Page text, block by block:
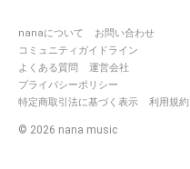
nanaについて
お問い合わせ
コミュニティガイドライン
よくある質問
運営会社
プライバシーポリシー
特定商取引法に基づく表示
利用規約
© 2026 nana music